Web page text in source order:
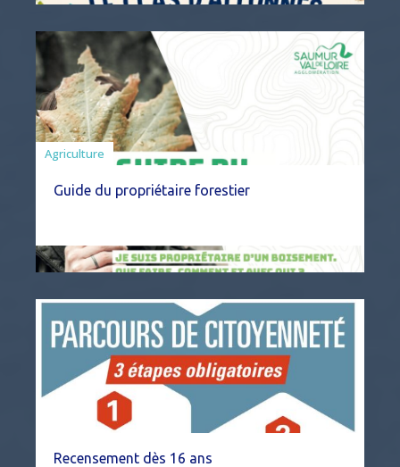
Agriculture
Guide du propriétaire forestier
Recensement dès 16 ans